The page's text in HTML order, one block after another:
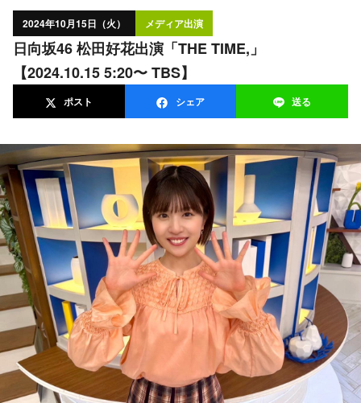
2024年10月15日（火） メディア出演
日向坂46 松田好花出演「THE TIME,」
【2024.10.15 5:20〜 TBS】
ポスト シェア 送る